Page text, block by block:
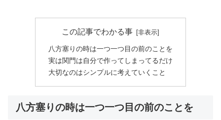
この記事でわかる事
八方塞りの時は一つ一つ目の前のことを
実は関門は自分で作ってしまってるだけ
大切なのはシンプルに考えていくこと
八方塞りの時は一つ一つ目の前のことを